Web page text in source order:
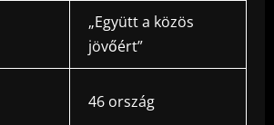
„Együtt a közös
jövőért”
46 ország